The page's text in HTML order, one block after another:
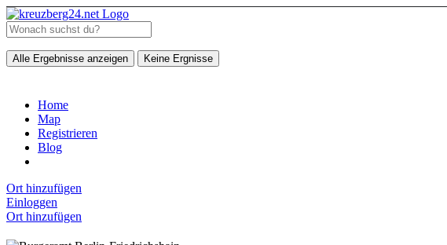
Alle Ergebnisse anzeigen Keine Ergnisse
Home
Map
Registrieren
Blog
Ort hinzufügen
Einloggen
Ort hinzufügen